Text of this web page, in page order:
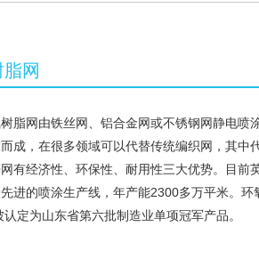
网
脂网由铁丝网、铝合金网或不锈钢网静电喷
成，在很多领域可以代替传统编织网，其中
有经济性、环保性、耐用性三大优势。目前
进的喷涂生产线，年产能2300多万平米。环
认定为山东省第六批制造业单项冠军产品。